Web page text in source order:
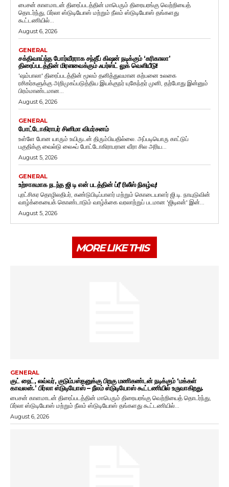
பைசன் காளமாடன் திரைப்படத்தின் மாபெரும் திரையரங்கு வெற்றியைத்
தொடர்ந்து, பிர்லா ஸ்டுடியோஸ் மற்றும் நீலம் ஸ்டுடியோஸ் தங்களது
கூட்டணியில்...
August 6, 2026
GENERAL
சக்திவாய்ந்த போர்வீரராக சந்தீப் கிஷன் நடிக்கும் ‘கரிகாலா’
திரைப்படத்தின் மிரளவைக்கும் ஃபர்ஸ்ட் லுக் வெளியீடு!
'ஷம்பாலா' திரைப்படத்தின் மூலம் தனித்துவமான கற்பனை உலகை
ரசிகர்களுக்கு அறிமுகப்படுத்திய இயக்குநர் யுகேந்தர் முனி, தற்போது இன்னும்
பிரம்மாண்டமான...
August 6, 2026
GENERAL
போட்டோகிராபர் சினிமா விமர்சனம்
உள்ளே போன யாரும் உயிருடன் திரும்பியதில்லை. அப்படியொரு காட்டுப்
பகுதிக்கு வைல்டு லைஃப் போட்டோகிராபரான வீரா சில அரிய...
August 5, 2026
GENERAL
உற்சாகமாக நடந்த ஜி டி என் படத்தின் ப்ரீ ரிலீஸ் நிகழ்வு!
புரட்சிகர தொழிலதிபர், கண்டுபிடிப்பாளர் மற்றும் கொடையாளர் ஜி.டி. நாயுடுவின்
வாழ்க்கையைக் கொண்டாடும் வாழ்க்கை வரலாற்றுப் படமான 'ஜிடிஎன்' இன்...
August 5, 2026
MORE LIKE THIS
GENERAL
குட் நைட், லவ்வர், குடும்பஸ்தனுக்கு பிறகு மணிகண்டன் நடிக்கும் ‘மக்கள்
காவலன்.’ பிர்லா ஸ்டுடியோஸ் – நீலம் ஸ்டுடியோஸ் கூட்டணியில் உருவாகிறது.
பைசன் காளமாடன் திரைப்படத்தின் மாபெரும் திரையரங்கு வெற்றியைத் தொடர்ந்து,
பிர்லா ஸ்டுடியோஸ் மற்றும் நீலம் ஸ்டுடியோஸ் தங்களது கூட்டணியில்...
August 6, 2026